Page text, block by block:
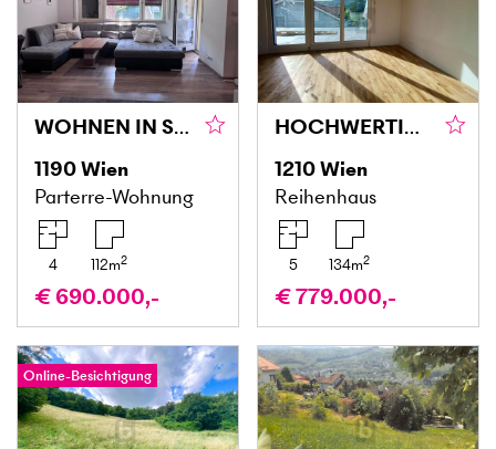
WOHNEN IN SIEVERINGER GRÜNLAGE
1190Wien
Parterre-Wohnung
4 112m2
€ 690.000,-
HOCHWERTIGER NEUBAU MIT GARTEN, ZWEI TERRASSEN & PANORAMABLICK RICHTUNG KAHLENBERG
1210Wien
Reihenhaus
5 134m2
€ 779.000,-
Online-Besichtigung